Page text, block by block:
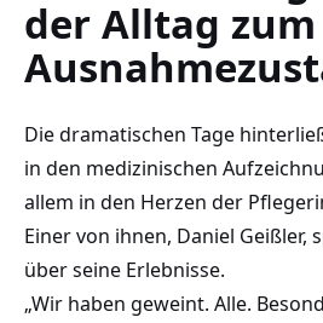
der Alltag zum
Die dramatischen Tage
in den medizinischen
allem in den Herzen der
Einer von ihnen, Daniel Geißler,
über seine Erlebnisse.
„Wir haben geweint. Alle.